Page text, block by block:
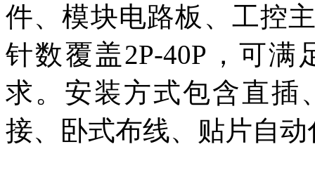
件、模块电路板、工控
针数覆盖2P-40P，可
求。安装方式包含直插
接、卧式布线、贴片自